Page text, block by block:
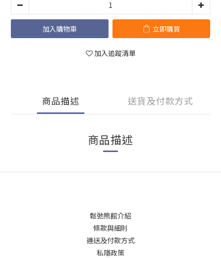
加入購物車 立即購買
加入追蹤清單
商品描述 送貨及付款方式
商品描述
鬆弛熊館介紹
條款與細則
運送及付款方式
私隱政策